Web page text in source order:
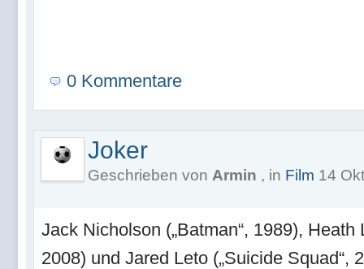
0 Kommentare
Joker
Geschrieben von Armin , in Film 14
Jack Nicholson („Batman“, 1989), Heath
2008) und Jared Leto („Suicide Squad“,